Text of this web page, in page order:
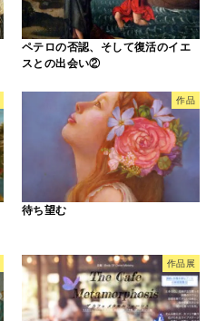
ペテロの否認、そして復活のイエ
スとの出会い②
作品
待ち望む
作品展